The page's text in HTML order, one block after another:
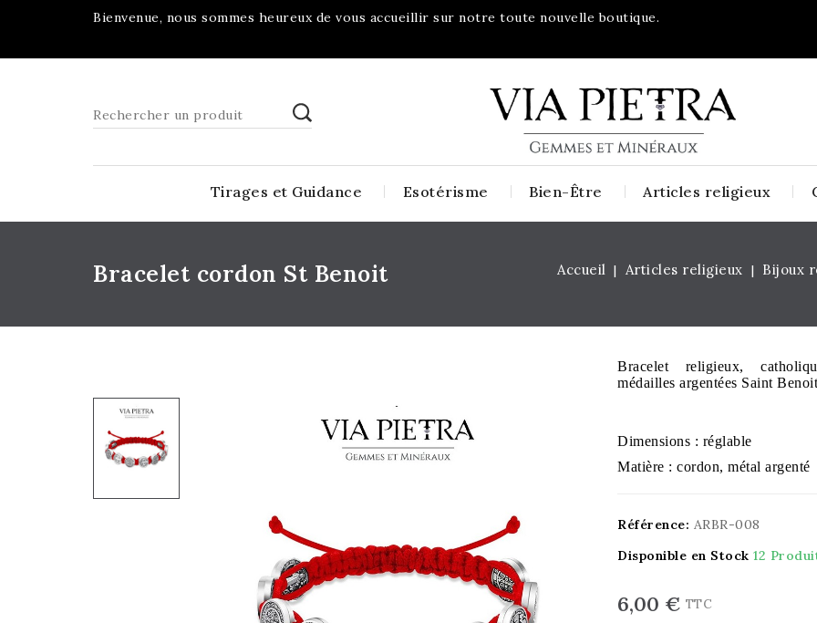
Bienvenue, nous sommes heureux de vous accueillir sur notre toute nouvelle boutique.
Tirages et Guidance Esotérisme Bien-Être Articles religieux
Bracelet cordon St Benoit Accueil Articles religieux Bijoux
Bracelet religieux,
médailles argentées Saint
Dimensions : réglable
Matière : cordon, métal argenté
Référence: ARBR-008
Disponible en Stock 12
6,00 € TTC